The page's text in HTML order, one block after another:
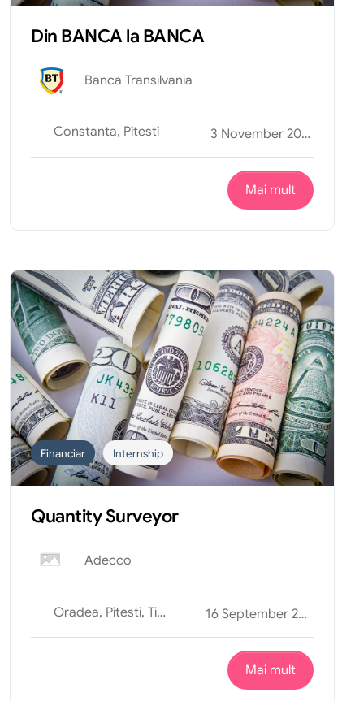
Din BANCA la BANCA
Banca Transilvania
Constanta, Pitesti 3 November 2025
Mai mult
Financiar Internship
Quantity Surveyor
Adecco
Oradea, Pitesti, Timisoara 16 September 2025
Mai mult